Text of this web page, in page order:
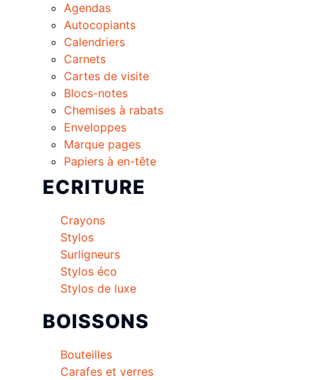
Agendas
Autocopiants
Calendriers
Carnets
Cartes de visite
Blocs-notes
Chemises à rabats
Enveloppes
Marque pages
Papiers à en-tête
ECRITURE
Crayons
Stylos
Surligneurs
Stylos éco
Stylos de luxe
BOISSONS
Bouteilles
Carafes et verres